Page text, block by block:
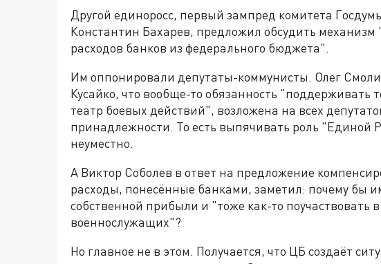
Другой единоросс, первый зампред комитета
Константин Бахарев, предложил обсудить
расходов банков из федерального бюджета".
Им оппонировали депутаты-коммунисты. Олег
Кусайко, что вообще-то обязанность "поддерживать
театр боевых действий", возложена на всех
принадлежности. То есть выпячивать роль "Единой
неуместно.
А Виктор Соболев в ответ на предложение
расходы, понесённые банками, заметил: почему бы
собственной прибыли и "тоже как-то поучаствовать
военнослужащих"?
Но главное не в этом. Получается, что ЦБ создаёт